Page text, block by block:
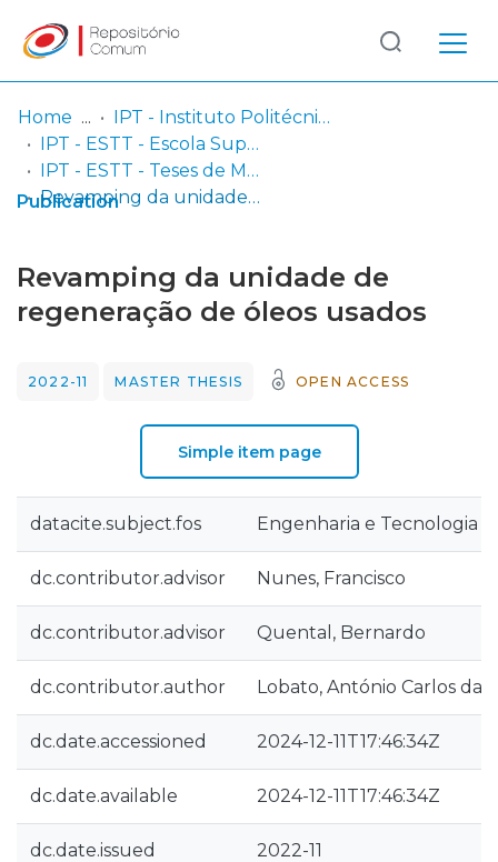
Communities
& Collections
Log
In
(current)
Home
IPT - Instituto Politécnico de Tomar
IPT - ESTT - Escola Superior de Tecnologia de Tomar
IPT - ESTT - Teses de Mestrado ou Doutoramento
Revamping da unidade de regeneração de óleos usados
Publication
Revamping da unidade de
regeneração de óleos usados
2022-11 MASTER THESIS OPEN ACCESS
Simple item page
datacite.subject.fos Engenharia e Tecnologia
dc.contributor.advisor Nunes, Francisco
dc.contributor.advisor Quental, Bernardo
dc.contributor.author Lobato, António Carlos da
dc.date.accessioned 2024-12-11T17:46:34Z
dc.date.available 2024-12-11T17:46:34Z
dc.date.issued 2022-11